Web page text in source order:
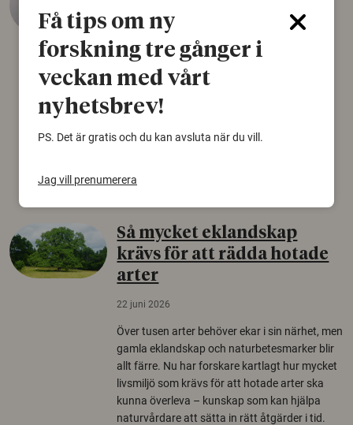
Det som arkeologer länge trodde var en
björnfäll visar sig vara delar av en 2000 år
gammal sko. Fyndet bär spår av romerskt
skomode och beskrivs som mycket ovanligt i
Norden.
Så mycket eklandskap
krävs för att rädda hotade
arter
22 juni 2026
Över tusen arter behöver ekar i sin närhet, men
gamla eklandskap och naturbetesmarker blir
allt färre. Nu har forskare kartlagt hur mycket
livsmiljö som krävs för att hotade arter ska
kunna överleva – kunskap som kan hjälpa
naturvårdare att sätta in rätt åtgärder i tid.
Få tips om ny
forskning tre gånger i
veckan med vårt
nyhetsbrev!
PS. Det är gratis och du kan avsluta när du vill.
Jag vill prenumerera